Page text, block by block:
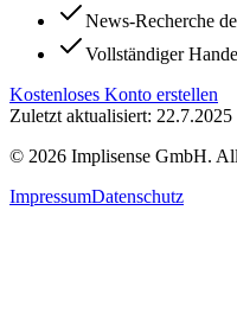
News-Recherche
Vollständiger
Kostenloses Konto erstellen
Zuletzt aktualisiert: 22.7.2025
© 2026 Implisense GmbH.
ImpressumDatenschutz